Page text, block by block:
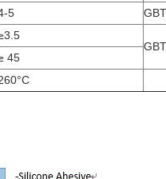
5
45